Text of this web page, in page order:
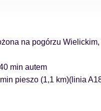
na pogórzu
min autem
pieszo (1,1 km)(linia